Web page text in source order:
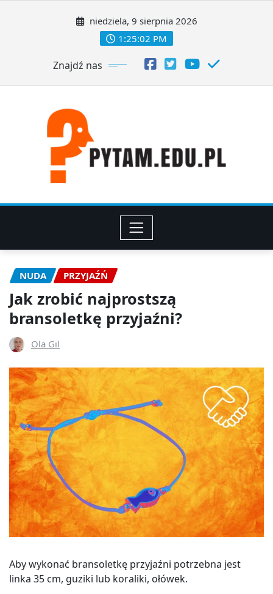
niedziela, 9 sierpnia 2026
1:25:03 PM
Znajdź nas
NUDA PRZYJAŹŃ
Jak zrobić najprostszą
bransoletkę przyjaźni?
Ola Gil
Aby wykonać bransoletkę przyjaźni potrzebna jest
linka 35 cm, guziki lub koraliki, ołówek.